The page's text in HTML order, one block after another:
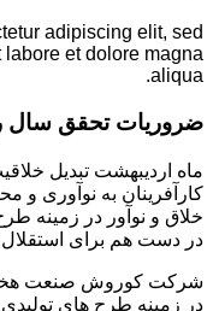
adipiscing elit, sed
et dolore magna
aliqua.
ضروریات تحقق سال
ماه اردیبهشت تبدیل
کارآفرینان به نوآوری و
خلاق و نوآور در زمینه
در دست هم برای
شرکت کوروش صنعت
در زمینه طرح های